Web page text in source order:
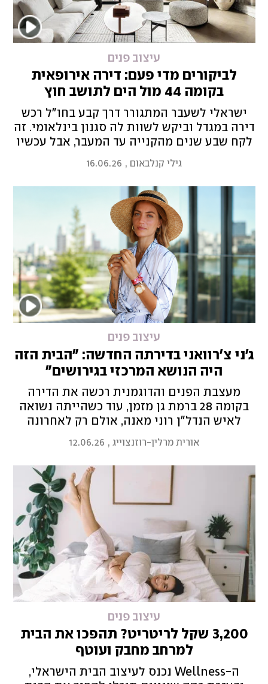
עיצוב פנים
לביקורים מדי פעם: דירה אירופאית
בקומה 44 מול הים לתושב חוץ
ישראלי לשעבר המתגורר דרך קבע בחו"ל רכש
דירה במגדל וביקש לשוות לה סגנון בינלאומי. זה
לקח שבע שנים מהקנייה עד המעבר, אבל עכשיו
גילי קנלבאום ,
16.06.26
עיצוב פנים
ג'ני צ'רוואני בדירתה החדשה: "הבית הזה
היה הנושא המרכזי בגירושים"
מעצבת הפנים והדוגמנית רכשה את הדירה
בקומה 28 ברמת גן מזמן, עוד כשהייתה נשואה
לאיש הנדל"ן רוני מאנה, אולם רק לאחרונה
החליטה לשדרג אותה בעזרת הידע והסגנון שלה
– והפכה אותה לקן חמים לה ולשתי הבנות
אורית מרלין-רוזנצוייג,
12.06.26
עיצוב פנים
3,200 שקל לריטריט? תהפכו את הבית
למרחב מחבק ועוטף
ה-Wellness נכנס לעיצוב הבית הישראלי,